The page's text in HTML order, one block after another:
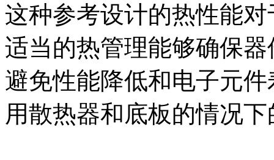
这种参考设计的热性能
适当的热管理能够确保
避免性能降低和电子元
用散热器和底板的情况